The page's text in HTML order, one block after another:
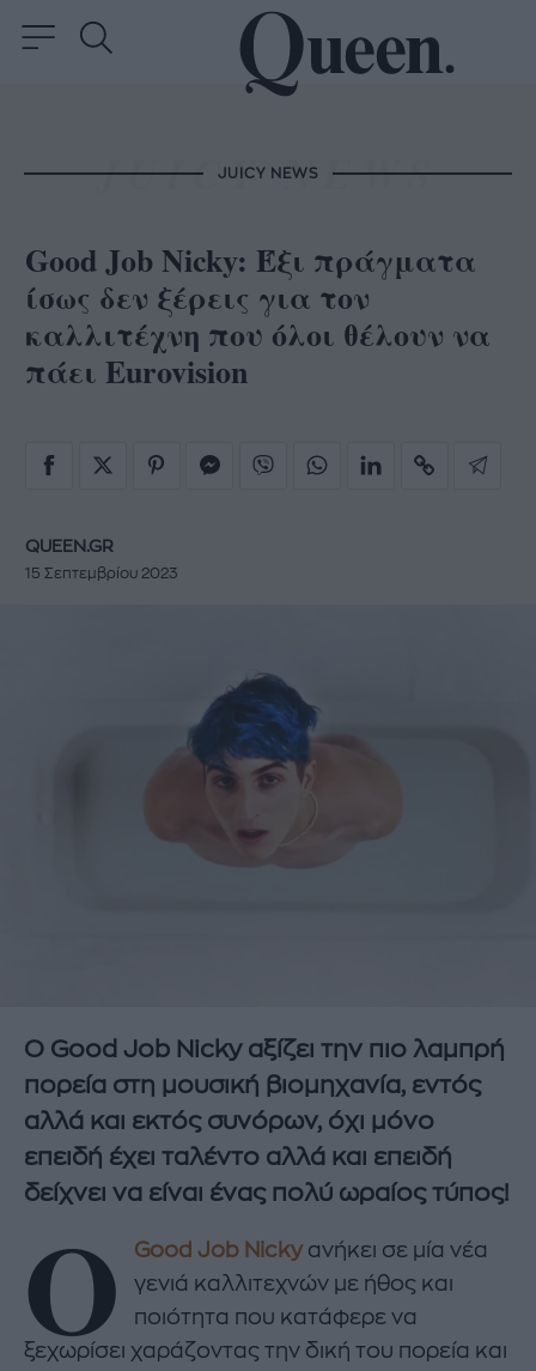
JUICY NEWS
Good Job Nicky: Έξι πράγματα
ίσως δεν ξέρεις για τον
καλλιτέχνη που όλοι θέλουν να
πάει Eurovision
QUEEN.GR
15 Σεπτεμβρίου 2023
Ο Good Job Nicky αξίζει την πιο λαμπρή
πορεία στη μουσική βιομηχανία, εντός
αλλά και εκτός συνόρων, όχι μόνο
επειδή έχει ταλέντο αλλά και επειδή
δείχνει να είναι ένας πολύ ωραίος τύπος!
Ο Good Job Nickyανήκει σε μία νέα
γενιά καλλιτεχνών με ήθος και
ποιότητα που κατάφερε να
ξεχωρίσει χαράζοντας την δική του πορεία και